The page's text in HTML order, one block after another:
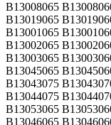
B13008065
B13019065
B13001065
B13002065
B13003065
B13045065
B13043075
B13044075
B13053065
B13046065